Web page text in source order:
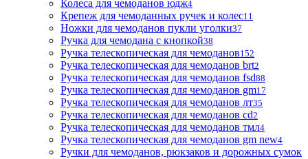
Колеса для чемоданов юдж4
Крепеж для чемоданных ручек и колес11
Ножки для чемоданов пукли уголки37
Ручка для чемодана с кнопкой38
Ручка телескопическая для чемоданов152
Ручка телескопическая для чемоданов brt2
Ручка телескопическая для чемоданов fsd88
Ручка телескопическая для чемоданов gm17
Ручка телескопическая для чемоданов лт35
Ручка телескопическая для чемоданов сd2
Ручка телескопическая для чемоданов тмл4
Ручка телескопическая для чемоданов gm new4
Ручки для чемоданов, рюкзаков и дорожных сумок